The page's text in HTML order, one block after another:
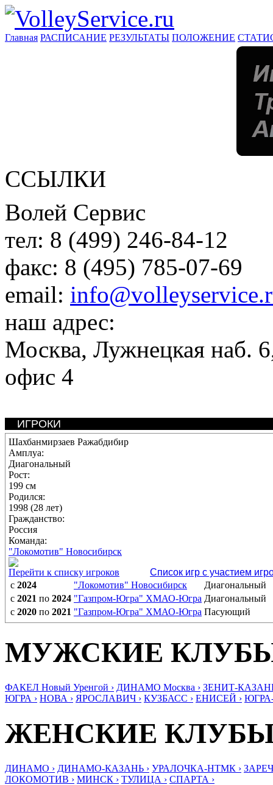
Главная РАСПИСАНИЕ РЕЗУЛЬТАТЫ ПОЛОЖЕНИЕ
ССЫЛКИ
Волей Сервис
тел: 8 (499) 246-84-12
факс: 8 (495) 785-07-69
email:
наш адрес:
Москва, Лужнецкая наб.
офис 4
ИГРОКИ
Шахбанмирзаев Ражабдибир
Амплуа:
Диагональный
Рост:
199 см
Родился:
1998 (28 лет)
Гражданство:
Россия
Команда:
"Локомотив" Новосибирск
Перейти к списку игроков
Список игр с участием
с 2024 "Локомотив" Новосибирск
Диагональный
с 2021 по 2024 "Газпром-Югра" ХМАО-Югра Диагональный
с 2020 по 2021 "Газпром-Югра" ХМАО-Югра Пасующий
МУЖСКИЕ
ФАКЕЛ Новый Уренгой › ДИНАМО Москва › ЗЕНИТ-
ЮГРА › НОВА › ЯРОСЛАВИЧ › КУЗБАСС › ЕНИСЕЙ ›
ЖЕНСКИЕ
ДИНАМО › ДИНАМО-КАЗАНЬ › УРАЛОЧКА-НТМК ›
ЛОКОМОТИВ › МИНСК › ТУЛИЦА › СПАРТА ›